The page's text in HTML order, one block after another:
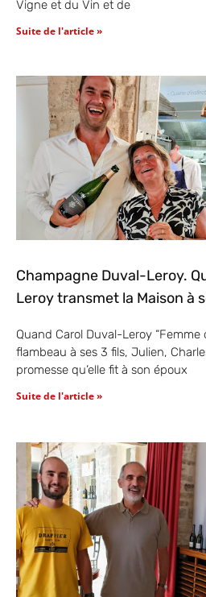
Vigne et du Vin et de
Suite de l'article »
Champagne Duval-Leroy.
Leroy transmet la Maison à
Quand Carol Duval-Leroy “Femme
flambeau à ses 3 fils, Julien,
promesse qu’elle fit à son époux
Suite de l'article »